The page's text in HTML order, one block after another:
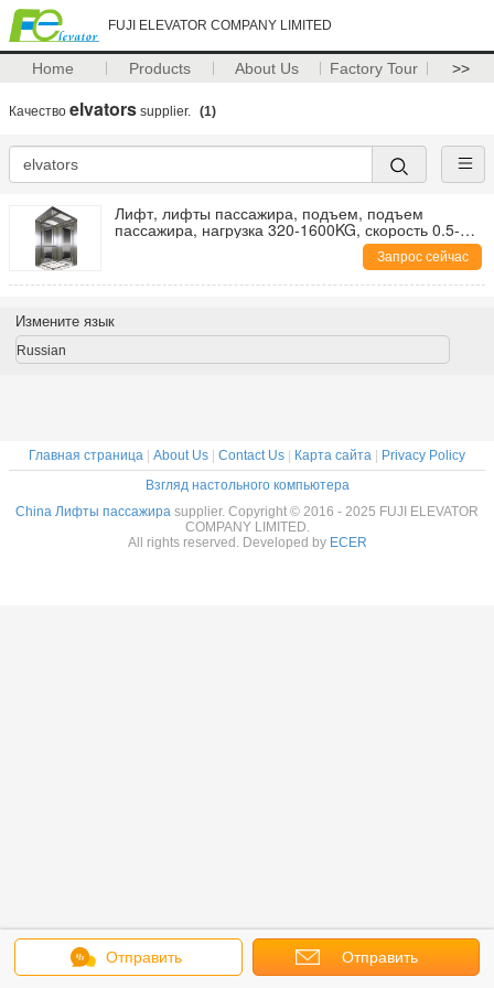
FUJI ELEVATOR COMPANY LIMITED
Home Products About Us Factory Tour >>
Качество elvators supplier. (1)
Лифт, лифты пассажира, подъем, подъем
пассажира, нагрузка 320-1600KG, скорость 0.5-
Запрос сейчас
Отправить Отправить
Измените язык
Russian
Главная страница About Us Contact Us Карта сайта
Privacy Policy
Взгляд настольного компьютера
China Лифты пассажира supplier. Copyright © 2016 - 2025 FUJI ELEVATOR
COMPANY LIMITED.
All rights reserved. Developed by ECER